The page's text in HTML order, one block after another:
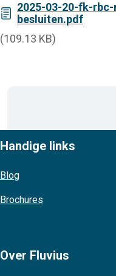
2025-03-20-fk-
besluiten.pdf
(109.13 KB)
Handige links
Blog
Brochures
Over Fluvius